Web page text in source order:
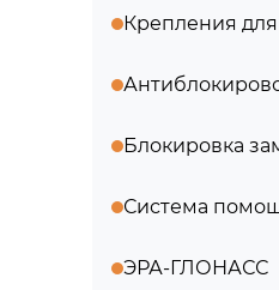
Крепления для
Блокировка
Система
ЭРА-ГЛОНАСС